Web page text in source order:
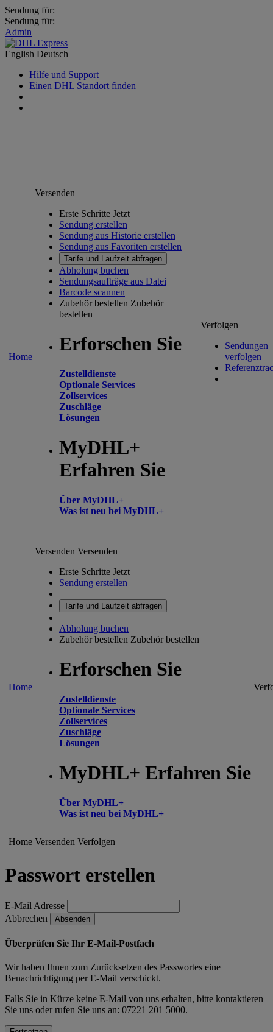
Sendung für:
Sendung für:
Admin
English Deutsch
Hilfe und Support
Einen DHL Standort finden
Home
Versenden
Erste Schritte Jetzt
Sendung erstellen
Sendung aus Historie erstellen
Sendung aus Favoriten erstellen
Tarife und Laufzeit abfragen
Abholung buchen
Sendungsaufträge aus Datei
Barcode scannen
Zubehör bestellen Zubehör
bestellen
Erforschen Sie
Zustelldienste
Optionale Services
Zollservices
Zuschläge
Lösungen
MyDHL+
Erfahren Sie
Über MyDHL+
Was ist neu bei MyDHL+
Verfolgen
Sendungen
verfolgen
Home
Versenden Versenden
Erste Schritte Jetzt
Sendung erstellen
Tarife und Laufzeit abfragen
Abholung buchen
Zubehör bestellen Zubehör bestellen
Erforschen Sie
Zustelldienste
Optionale Services
Zollservices
Zuschläge
Lösungen
MyDHL+ Erfahren Sie
Über MyDHL+
Was ist neu bei MyDHL+
Home Versenden Verfolgen
Passwort erstellen
E-Mail Adresse
Abbrechen
Absenden
Überprüfen Sie Ihr E-Mail-Postfach
Wir haben Ihnen zum Zurücksetzen des Passwortes eine
Benachrichtigung per E-Mail verschickt.
Falls Sie in Kürze keine E-Mail von uns erhalten, bitte kontaktieren
Sie uns oder rufen Sie uns an: 07221 201 5000.